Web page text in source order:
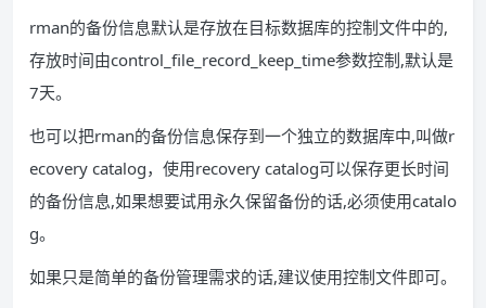
rman的备份信息默认是存放在目标数据库的控制文件中的,
存放时间由control_file_record_keep_time参数控制,默认是
7天。
也可以把rman的备份信息保存到一个独立的数据库中,叫做r
ecovery catalog，使用recovery catalog可以保存更长时间
的备份信息,如果想要试用永久保留备份的话,必须使用catalo
g。
如果只是简单的备份管理需求的话,建议使用控制文件即可。